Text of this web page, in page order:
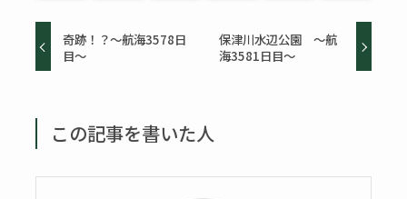
奇跡！？～航海3578日
目～
保津川水辺公園 ～航
海3581日目～
この記事を書いた人